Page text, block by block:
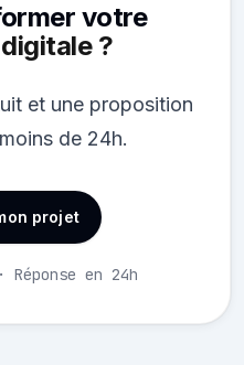
votre
?
et une proposition
de 24h.
projet
Réponse en 24h